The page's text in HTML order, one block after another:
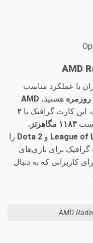
با عملکرد مناسب
روزمره هستید، AMD
کارت گرافیک با ۲
۱۱۸۳ مگاهرتز
،
League of و Dota 2 را
برای بازی‌های
کاربرانی که به دنبال